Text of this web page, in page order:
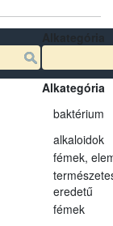
Alkategória
baktérium
alkaloidok
fémek,
eredetű
fémek